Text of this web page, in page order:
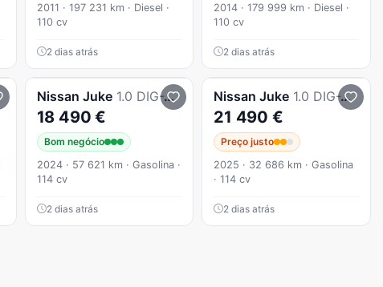
2011 · 197 231 km · Diesel ·
110 cv
2 dias atrás
2014 · 179 999 km · Diesel ·
110 cv
2 dias atrás
Nissan Juke 1.0 DIG-T Acenta
18 490 €
Bom negócio
2024 · 57 621 km · Gasolina ·
114 cv
2 dias atrás
Nissan Juke 1.0 DIG-T Acenta
21 490 €
Preço justo
2025 · 32 686 km · Gasolina
· 114 cv
2 dias atrás